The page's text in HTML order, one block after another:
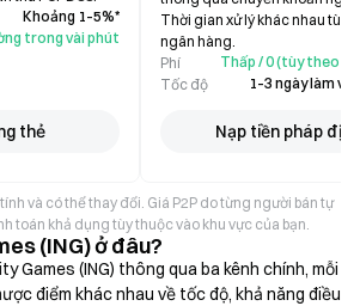
Khoảng 1–5%*
trong vài phút
thẻ
Thời gian xử lý khác nhau tùy
ngân hàng.
Phí
Thấp / 0 (tùy theo
Tốc độ
1–3 ngày làm
Nạp tiền pháp định
và có thể thay đổi. Giá P2P do từng người bán tự
toán khả dụng tùy thuộc vào khu vực của bạn.
(ING) ở đâu?
Games (ING) thông qua ba kênh chính, mỗi
điểm khác nhau về tốc độ, khả năng điều